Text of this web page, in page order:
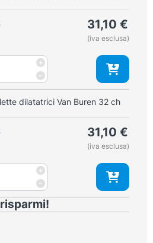
31,10 €
(iva esclusa)
-
+
dilatatrici Van Buren 32 ch
31,10 €
(iva esclusa)
-
+